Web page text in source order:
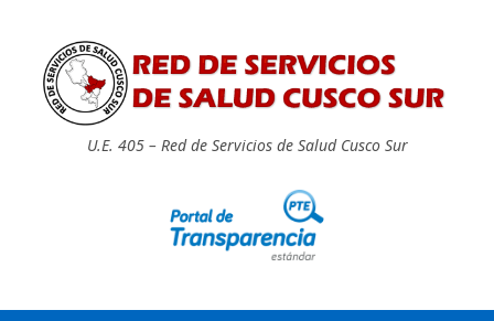
U.E. 405 – Red de Servicios de Salud Cusco Sur